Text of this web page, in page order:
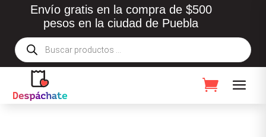
Envío gratis en la compra de $500
pesos en la ciudad de Puebla
Búsqueda
de
productos